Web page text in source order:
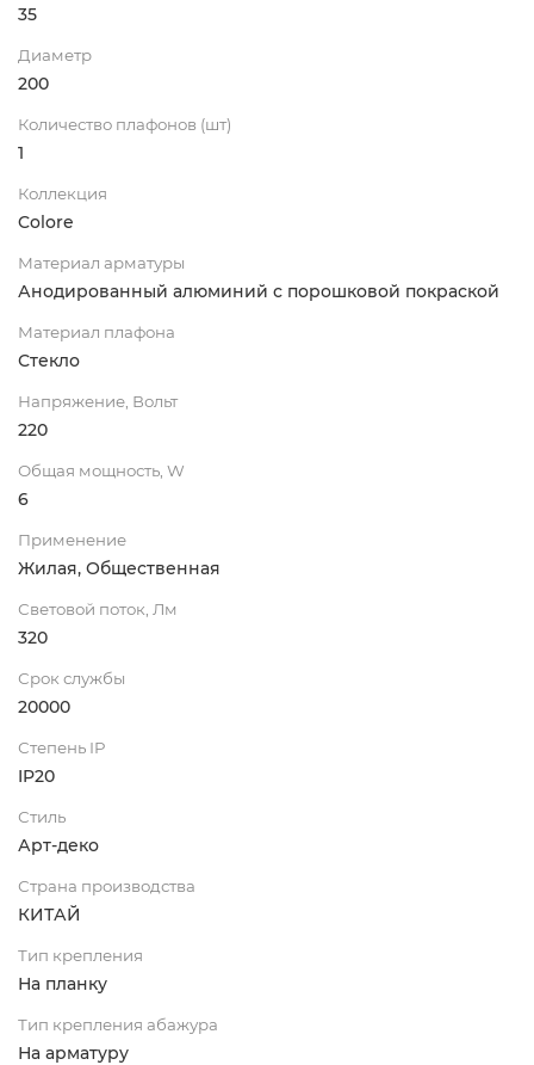
35
Диаметр
200
Количество плафонов (шт)
1
Коллекция
Colore
Материал арматуры
Анодированный алюминий с порошковой покраской
Материал плафона
Стекло
Напряжение, Вольт
220
Общая мощность, W
6
Применение
Жилая, Общественная
Световой поток, Лм
320
Срок службы
20000
Степень IP
IP20
Стиль
Арт-деко
Страна производства
КИТАЙ
Тип крепления
На планку
Тип крепления абажура
На арматуру